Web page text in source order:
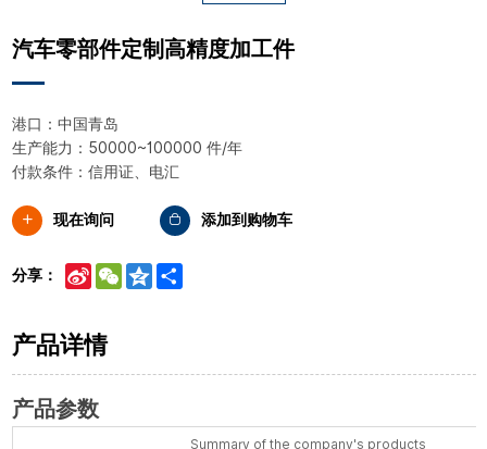
汽车零部件定制高精度加工件
港口：中国青岛
生产能力：50000~100000 件/年
付款条件：信用证、电汇
现在询问 添加到购物车
分享：
Sina
Weibo
WeChatQzone
产品详情
产品参数
Summary of the company's products